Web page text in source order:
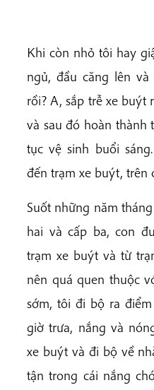
Khi còn nhỏ tôi hay
ngủ, đầu căng lên
rồi? A, sắp trễ xe buýt
và sau đó hoàn thành
tục vệ sinh buổi
đến trạm xe buýt, trên
Suốt những năm
hai và cấp ba, con
trạm xe buýt và từ
nên quá quen thuộc
sớm, tôi đi bộ ra
giờ trưa, nắng và
xe buýt và đi bộ về
tận trong cái nắng